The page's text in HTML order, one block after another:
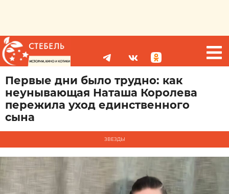
Первые дни было трудно: как
неунывающая Наташа Королева
пережила уход единственного
сына
ЗВЕЗДЫ